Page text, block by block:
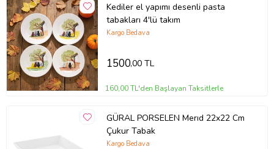
Kediler el yapımı desenli pasta
tabakları 4'lü takım
Kargo Bedava
1500,00 TL
160,00 TL'den Başlayan Taksitlerle
GÜRAL PORSELEN Merıd 22x22 Cm
Çukur Tabak
Kargo Bedava